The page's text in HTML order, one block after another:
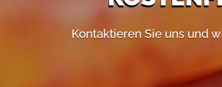
Kontaktieren Sie uns und